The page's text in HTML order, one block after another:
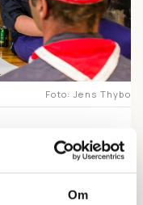
Om
Foto Jens Thybo